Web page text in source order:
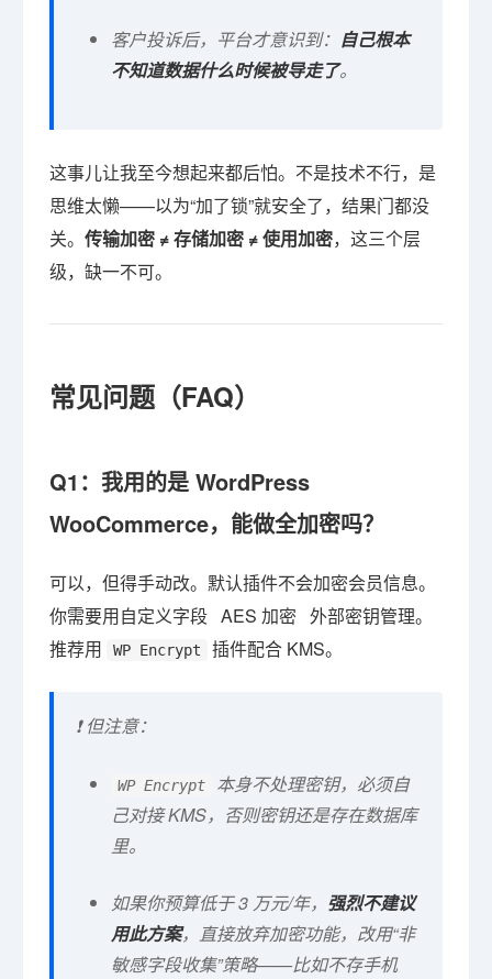
客户投诉后，平台才意识到： 自己根本
不知道数据什么时候被导走了。
这事儿让我至今想起来都后怕。不是技术不行，是
思维太懒——以为“加了锁”就安全了，结果门都没
关。 传输加密 ≠ 存储加密 ≠ 使用加密，这三个层
级，缺一不可。
常见问题（FAQ）
Q1：我用的是 WordPress
WooCommerce，能做全加密吗？
可以，但得手动改。默认插件不会加密会员信息。
你需要用自定义字段 AES 加密 外部密钥管理。
推荐用
WP Encrypt 插件配合 KMS。
❗ 但注意：
WP Encrypt
本身不处理密钥，必须自
己对接 KMS，否则密钥还是存在数据库
里。
如果你预算低于 3 万元/年， 强烈不建议
用此方案，直接放弃加密功能，改用“非
敏感字段收集”策略——比如不存手机